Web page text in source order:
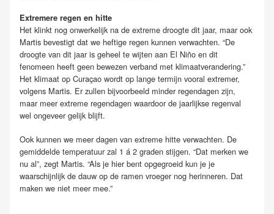
Extremere regen en hitte
Het klinkt nog onwerkelijk na de extreme droogte dit jaar, maar ook
Martis bevestigt dat we heftige regen kunnen verwachten. “De
droogte van dit jaar is geheel te wijten aan El Niño en dit
fenomeen heeft geen bewezen verband met klimaatverandering.”
Het klimaat op Curaçao wordt op lange termijn vooral extremer,
volgens Martis. Er zullen bijvoorbeeld minder regendagen zijn,
maar meer extreme regendagen waardoor de jaarlijkse regenval
wel ongeveer gelijk blijft.
Ook kunnen we meer dagen van extreme hitte verwachten. De
gemiddelde temperatuur zal 1 á 2 graden stijgen. “Dat merken we
nu al”, zegt Martis. “Als je hier bent opgegroeid kun je je
waarschijnlijk de dauw op de ramen vroeger nog herinneren. Dat
maken we niet meer mee.”